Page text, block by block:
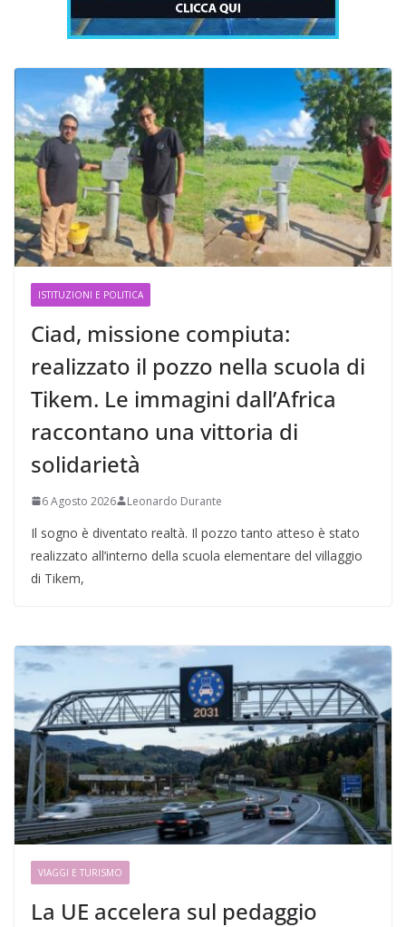
ISTITUZIONI E POLITICA
Ciad, missione compiuta:
realizzato il pozzo nella scuola di
Tikem. Le immagini dall’Africa
raccontano una vittoria di
solidarietà
6 Agosto 2026 Leonardo Durante
Il sogno è diventato realtà. Il pozzo tanto atteso è stato
realizzato all’interno della scuola elementare del villaggio
di Tikem,
VIAGGI E TURISMO
La UE accelera sul pedaggio